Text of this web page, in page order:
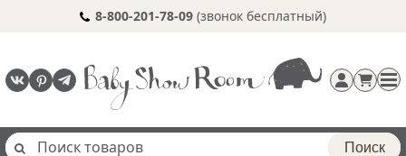
8-800-201-78-09 (звонок бесплатный)
Поиск